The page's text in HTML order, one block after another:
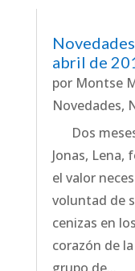
abril de
por Montse
Novedades,
Dos
Jonas,
el valor
voluntad de
cenizas en
corazón de